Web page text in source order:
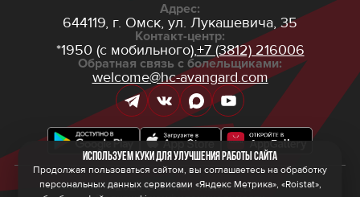
Адрес:
644119, г. Омск, ул. Лукашевича, 35
Контакт-центр:
*1950 (с мобильного),+7 (3812) 216006
Обратная связь с болельщиками:
welcome@hc-avangard.com
© 2026 ООО ХК «Авангард»
Используем куки для улучшения работы сайта
Продолжая пользоваться сайтом, вы соглашаетесь на обработку
персональных данных сервисами «Яндекс Метрика», «Roistat»,